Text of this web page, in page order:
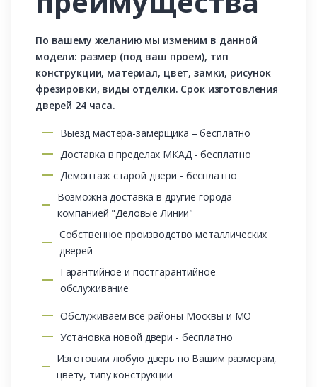
По вашему желанию мы изменим в данной
модели: размер (под ваш проем), тип
конструкции, материал, цвет, замки, рисунок
фрезировки, виды отделки. Срок изготовления
дверей 24 часа.
Выезд мастера-замерщика – бесплатно
Доставка в пределах МКАД - бесплатно
Демонтаж старой двери - бесплатно
Возможна доставка в другие города
компанией "Деловые Линии"
Собственное производство металлических
дверей
Гарантийное и постгарантийное
обслуживание
Обслуживаем все районы Москвы и МО
Установка новой двери - бесплатно
Изготовим любую дверь по Вашим размерам,
цвету, типу конструкции